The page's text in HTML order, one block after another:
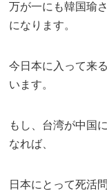
万が一にも韓国瑜
になります。
今日本に入って来
います。
もし、台湾が中国
なれば、
日本にとって死活